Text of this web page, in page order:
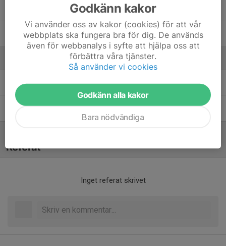
Tuva Mikkelsen
Lisa NorénTränare
Sophie JohanssonTränare
Referat
Inget referat skrivet
Godkänn kakor
Vi använder oss av kakor (cookies) för att vår
webbplats ska fungera bra för dig. De används
även för webbanalys i syfte att hjälpa oss att
förbättra våra tjänster.
Så använder vi cookies
Godkänn alla kakor
Bara nödvändiga